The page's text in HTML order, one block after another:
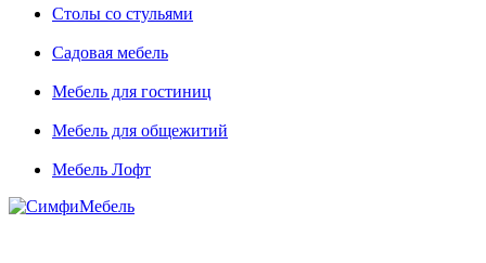
Столы со стульями
Садовая мебель
Мебель для гостиниц
Мебель для общежитий
Мебель Лофт